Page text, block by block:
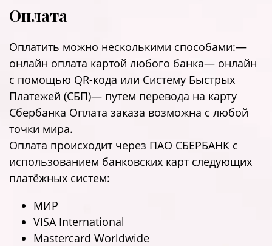
Оплата
Оплатить можно несколькими способами:—
онлайн оплата картой любого банка— онлайн
с помощью QR-кода или Систему Быстрых
Платежей (СБП)— путем перевода на карту
Сбербанка Оплата заказа возможна с любой
точки мира.
Оплата происходит через ПАО СБЕРБАНК с
использованием банковских карт следующих
платёжных систем:
МИР
VISA International
Mastercard Worldwide